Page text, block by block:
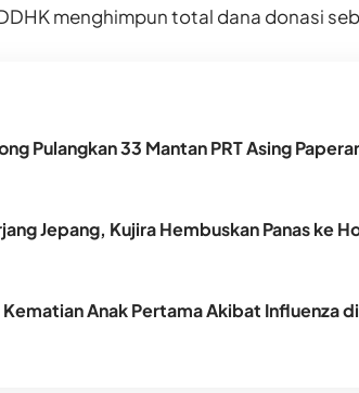
menghimpun total dana donasi
Pulangkan 33 Mantan PRT Asing
Jepang, Kujira Hembuskan Panas ke
Anak Pertama Akibat Influenza